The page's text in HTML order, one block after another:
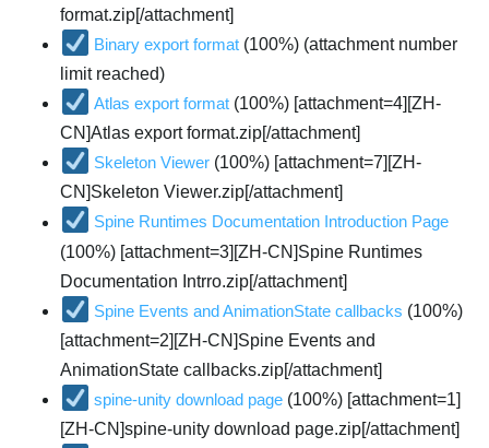
format.zip[/attachment]
Binary export format (100%) (attachment number
limit reached)
Atlas export format (100%) [attachment=4][ZH-
CN]Atlas export format.zip[/attachment]
Skeleton Viewer (100%) [attachment=7][ZH-
CN]Skeleton Viewer.zip[/attachment]
Spine Runtimes Documentation Introduction Page
(100%) [attachment=3][ZH-CN]Spine Runtimes
Documentation Intrro.zip[/attachment]
Spine Events and AnimationState callbacks (100%)
[attachment=2][ZH-CN]Spine Events and
AnimationState callbacks.zip[/attachment]
spine-unity download page (100%) [attachment=1]
[ZH-CN]spine-unity download page.zip[/attachment]